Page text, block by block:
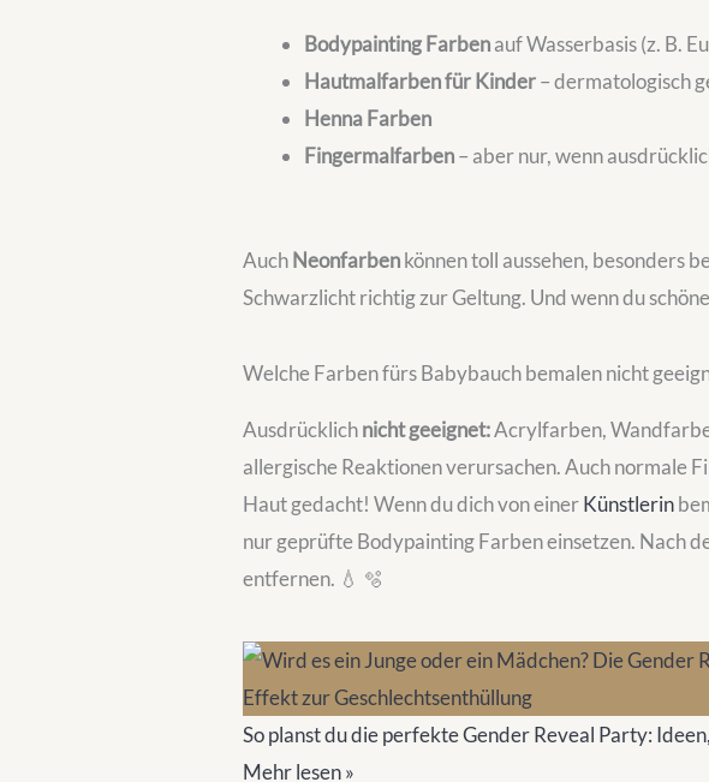
Bodypainting Farbenauf Wasserbasis (z. B.
Hautmalfarben für Kinder– dermatologisch
Henna Farben
Fingermalfarben– aber nur, wenn
Auch Neonfarbenkönnen toll aussehen, besonders
Schwarzlicht richtig zur Geltung. Und wenn du
Welche Farben fürs Babybauch bemalen nicht
Ausdrücklichnicht geeignet:Acrylfarben,
allergische Reaktionen verursachen. Auch normale
Haut gedacht! Wenn du dich von einerKünstlerin
nur geprüfte Bodypainting Farben einsetzen. Nach
entfernen. 💧 🫧
So planst du die perfekte Gender Reveal Party:
Mehr lesen »